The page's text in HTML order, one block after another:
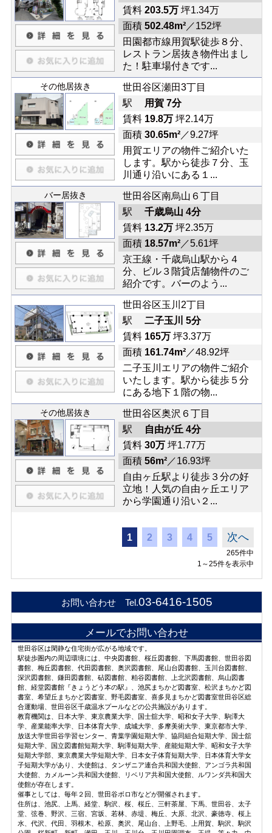
賃料 203.5万坪1.34万
面積 502.48m²／152坪
田園都市線用賀駅徒歩８分、
レストラン居抜き物件出まし
た！駐車場付きです...
その他居抜き
世田谷区瀬田3丁目
駅
用賀 7分
賃料 19.8万坪2.14万
面積 30.65m²／9.27坪
用賀エリアの物件ご紹介いた
します。駅から徒歩７分、玉
川通り沿いにある１...
バー居抜き
世田谷区南烏山６丁目
駅 千歳烏山 4分
賃料 13.2万坪2.35万
面積 18.57m²／5.61坪
京王線・千歳烏山駅から４
分、ビル３階貸店舗物件のご
紹介です。バーのよう...
世田谷区玉川2丁目
駅 二子玉川 5分
賃料 165万坪3.37万
面積 161.74m²／48.92坪
二子玉川エリアの物件ご紹介
いたします。駅から徒歩５分
にある地下１階の物...
その他居抜き
世田谷区奥沢６丁目
駅
自由が丘 4分
賃料 30万坪1.77万
面積 56m²／16.93坪
自由ヶ丘駅より徒歩３分の好
立地！人気の自由ヶ丘エリア
から学園通り沿い２...
1 2 3 4 5 次へ
265件中
1～25件を表示中
お問い合わせ Tel.03-6416-1505
メールでお問い合わせ
世田谷区は閑静な住宅街が広がる地域です。
駅徒歩圏内の周辺環境には、中央図書館、桜丘図書館、下馬図書館、世田谷図
書館、梅丘図書館、代田図書館、奥沢図書館、尾山台図書館、玉川台図書館、
深沢図書館、鎌田図書館、砧図書館、粕谷図書館、上北沢図書館、烏山図書
館、経堂図書館『きょうどう本の駅』、池尻まちかど図書室、松沢まちかど図
書室、希望丘まちかど図書室、野毛図書室、喜多見まちかど図書室世田谷区総
合運動場、世田谷区千歳温水プールなどの公共施設があります。
教育機関は、日本大学、東京農業大学、国士舘大学、昭和女子大学、駒澤大
学、産業能率大学、日本体育大学、成城大学、多摩美術大学、東京都市大学、
放送大学世田谷学習センター、青葉学園短期大学、協同組合短期大学、国士舘
短期大学、国立図書館短期大学、駒澤短期大学、産能短期大学、昭和女子大学
短期大学部、東京農業大学短期大学、日本女子体育短期大学、日本体育大学女
子短期大学があり、大使館は、タンザニア連合共和国大使館、アンゴラ共和国
大使館、カメルーン共和国大使館、リベリア共和国大使館、ルワンダ共和国大
使館が存在します。
催事としては、毎年２回、世田谷ボロ市などが開催されます。
住所は、池尻、上馬、経堂、駒沢、桜、桜丘、三軒茶屋、下馬、世田谷、太子
堂、弦巻、野沢、三宿、宮坂、若林、赤堤、梅丘、大原、北沢、豪徳寺、桜上
水、代沢、代田、羽根木、松原、奥沢、尾山台、上野毛、上用賀、駒沢、駒沢